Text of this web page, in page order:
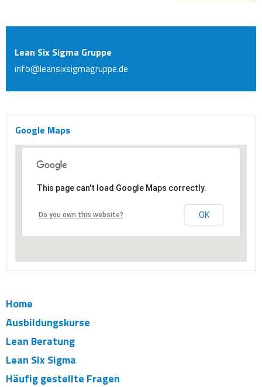
Lean Six Sigma Gruppe
info@leansixsigmagruppe.de
Google Maps
This page can't load Google Maps correctly.
Do you own this website? OK
Home
Ausbildungskurse
Lean Beratung
Lean Six Sigma
Häufig gestellte Fragen